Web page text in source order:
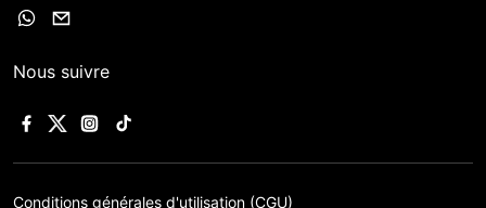
Nous suivre
Conditions générales d'utilisation (CGU)